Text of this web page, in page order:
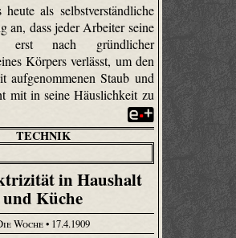
als selbstverständliche
an, dass jeder Arbeiter seine
erst nach gründlicher
Körpers verlässt, um den
aufgenommenen Staub und
mit in seine Häuslichkeit zu
TECHNIK
in Haushalt
und Küche
Woche• 17.4.1909